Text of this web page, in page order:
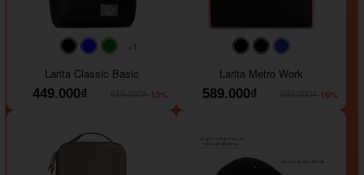
#faf0e6#000000#0000FF
+1
Larita Classic Basic
449.000₫
-13%
#000000#000000
Larita Metro Work
589.000₫
-16%